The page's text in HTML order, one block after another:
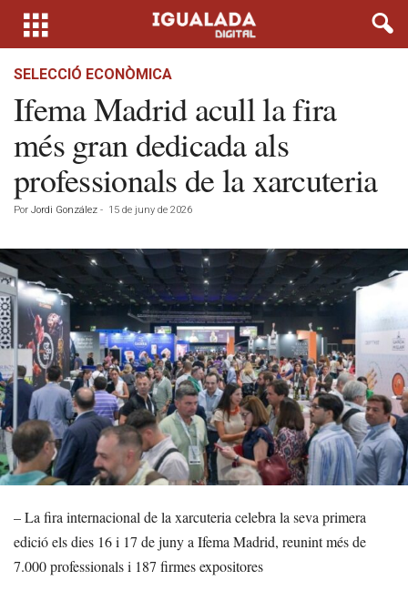
SELECCIÓ ECONÒMICA
Ifema Madrid acull la fira
més gran dedicada als
professionals de la xarcuteria
Por Jordi González - 15 de juny de 2026
– La fira internacional de la xarcuteria celebra la seva primera
edició els dies 16 i 17 de juny a Ifema Madrid, reunint més de
7.000 professionals i 187 firmes expositores